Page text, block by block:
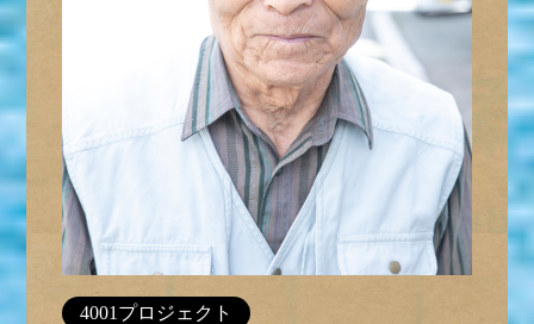
4001プロジェクト